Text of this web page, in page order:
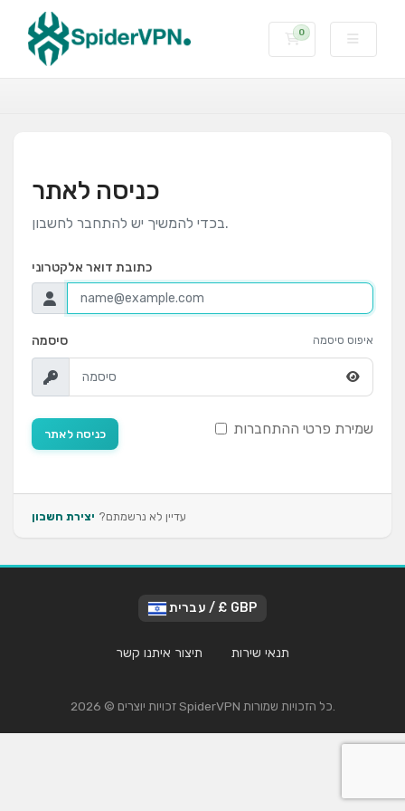
0
עגלת קניות
כניסה לאתר
בכדי להמשיך יש להתחבר לחשבון.
כתובת דואר אלקטרוני
סיסמה איפוס סיסמה
כניסה לאתר שמירת פרטי ההתחברות
עדיין לא נרשמתם? יצירת חשבון
עברית / £ GBP
תיצור איתנו קשר תנאי שירות